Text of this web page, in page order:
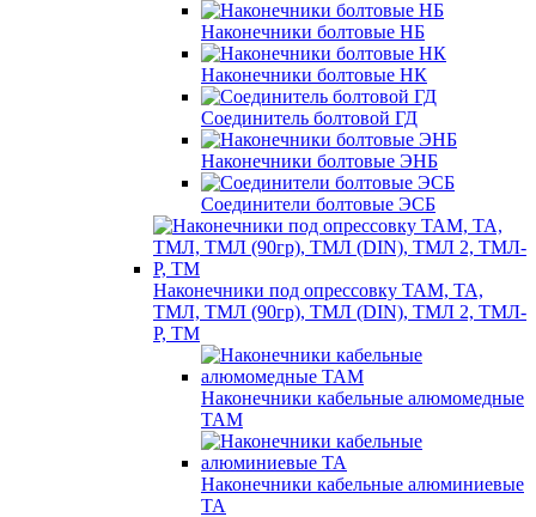
Наконечники болтовые НБ
Наконечники болтовые НК
Соединитель болтовой ГД
Наконечники болтовые ЭНБ
Соединители болтовые ЭСБ
Наконечники под опрессовку ТАМ, ТА,
ТМЛ, ТМЛ (90гр), ТМЛ (DIN), ТМЛ 2, ТМЛ-
Р, ТМ
Наконечники кабельные алюмомедные
ТАМ
Наконечники кабельные алюминиевые
ТА